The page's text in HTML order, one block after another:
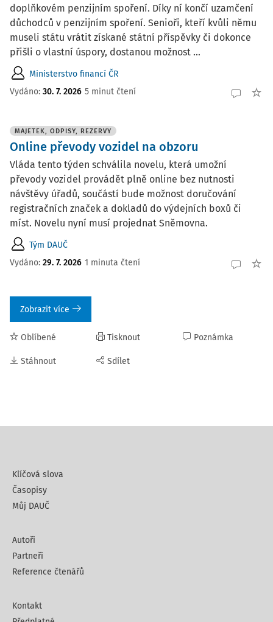
doplňkovém penzijním spoření. Díky ní končí uzamčení
důchodců v penzijním spoření. Senioři, kteří kvůli němu
museli státu vrátit získané státní příspěvky či dokonce
přišli o vlastní úspory, dostanou možnost ...
Ministerstvo financí ČR
Vydáno: 30. 7. 2026 5 minut čtení
MAJETEK, ODPISY, REZERVY
Online převody vozidel na obzoru
Vláda tento týden schválila novelu, která umožní
převody vozidel provádět plně online bez nutnosti
návštěvy úřadů, součástí bude možnost doručování
registračních značek a dokladů do výdejních boxů či
míst. Novelu nyní musí projednat Sněmovna.
Tým DAUČ
Vydáno: 29. 7. 2026 1 minuta čtení
Zobrazit více
Oblíbené
Stáhnout
Tisknout
Sdílet
Poznámka
Klíčová slova
Časopisy
Můj DAUČ
Autoři
Partneři
Reference čtenářů
Kontakt